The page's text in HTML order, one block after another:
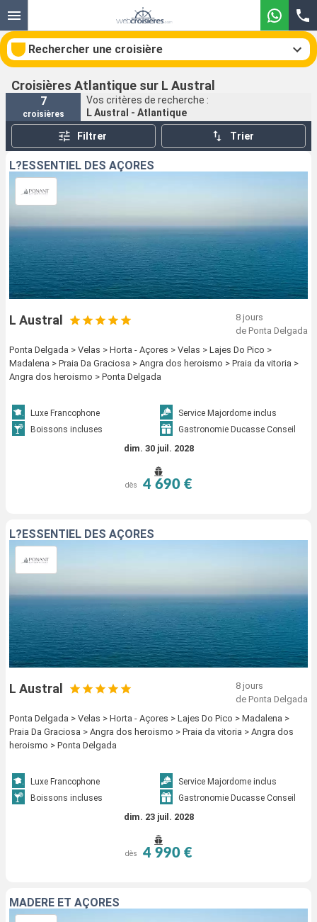
Rechercher une croisière
Nos destinations
Mois de départ
Ports
Rechercher
Croisières Atlantique sur L Austral
7
croisières
Vos critères de recherche :
L Austral - Atlantique
Filtrer Trier
L?ESSENTIEL DES AÇORES
L Austral
8 jours
de Ponta Delgada
Ponta Delgada > Velas > Horta - Açores > Velas > Lajes Do Pico >
Madalena > Praia Da Graciosa > Angra dos heroismo > Praia da vitoria >
Angra dos heroismo > Ponta Delgada
Luxe Francophone
Service Majordome inclus
Boissons incluses
Gastronomie Ducasse Conseil
dim. 30 juil. 2028
dès 4 690 €
L?ESSENTIEL DES AÇORES
L Austral
8 jours
de Ponta Delgada
Ponta Delgada > Velas > Horta - Açores > Lajes Do Pico > Madalena >
Praia Da Graciosa > Angra dos heroismo > Praia da vitoria > Angra dos
heroismo > Ponta Delgada
Luxe Francophone
Service Majordome inclus
Boissons incluses
Gastronomie Ducasse Conseil
dim. 23 juil. 2028
dès 4 990 €
MADÈRE ET AÇORES